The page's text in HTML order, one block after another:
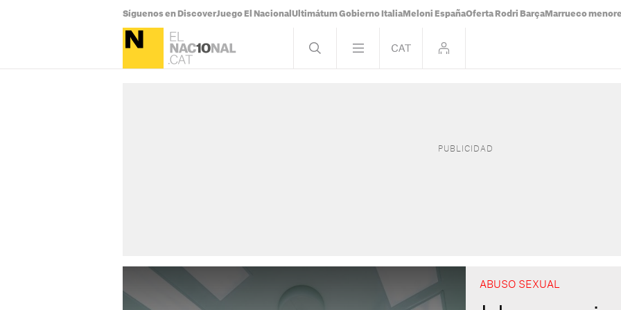
Síguenos en DiscoverJuego El Nacional Ultimátum Gobierno Italia Meloni EspañaOferta Rodri Barça Marrueco
ABUSO SEXUAL